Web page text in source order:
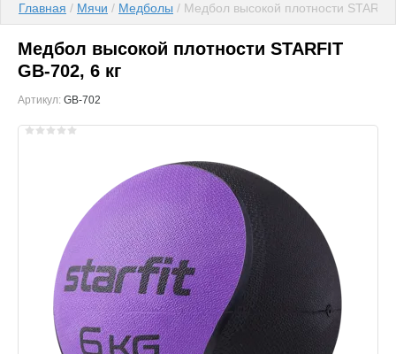
Главная / Мячи / Медболы / Медбол высокой плотности
Медбол высокой плотности STARFIT
GB-702, 6 кг
Артикул: GB-702